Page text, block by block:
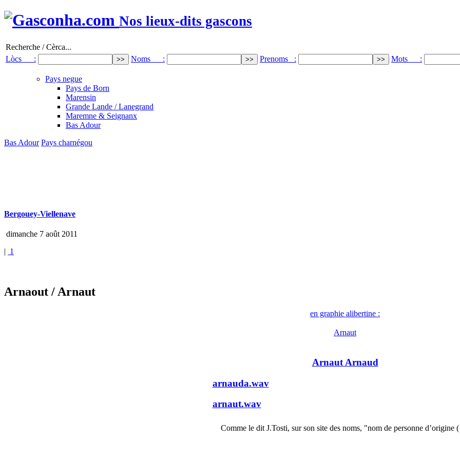
Nos lieux-dits gascons
Recherche / Cèrca...
Lòcs :
Noms : Prenoms : Mots :
Pays negue
Pays de Born
Marensin
Grande Lande / Lanegrand
Maremne & Seignanx
Bas Adour
Bas Adour Pays charnégou
Bergouey-Viellenave
dimanche 7 août 2011
| 1
Arnaout / Arnaut
en graphie alibertine :
Arnaut
Arnaut Arnaud
arnauda.wav
arnaut.wav
Comme le dit J.Tosti, sur son site des noms, "nom de personne